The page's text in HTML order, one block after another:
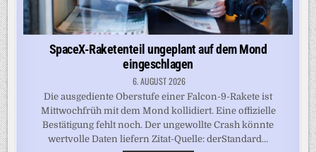
SpaceX-Raketenteil ungeplant auf dem Mond
eingeschlagen
6. AUGUST 2026
Die ausgediente Oberstufe einer Falcon-9-Rakete ist
Mittwochfrüh mit dem Mond kollidiert. Eine offizielle
Bestätigung fehlt noch. Der ungewollte Crash könnte
wertvolle Daten liefern Zitat-Quelle: derStandard…